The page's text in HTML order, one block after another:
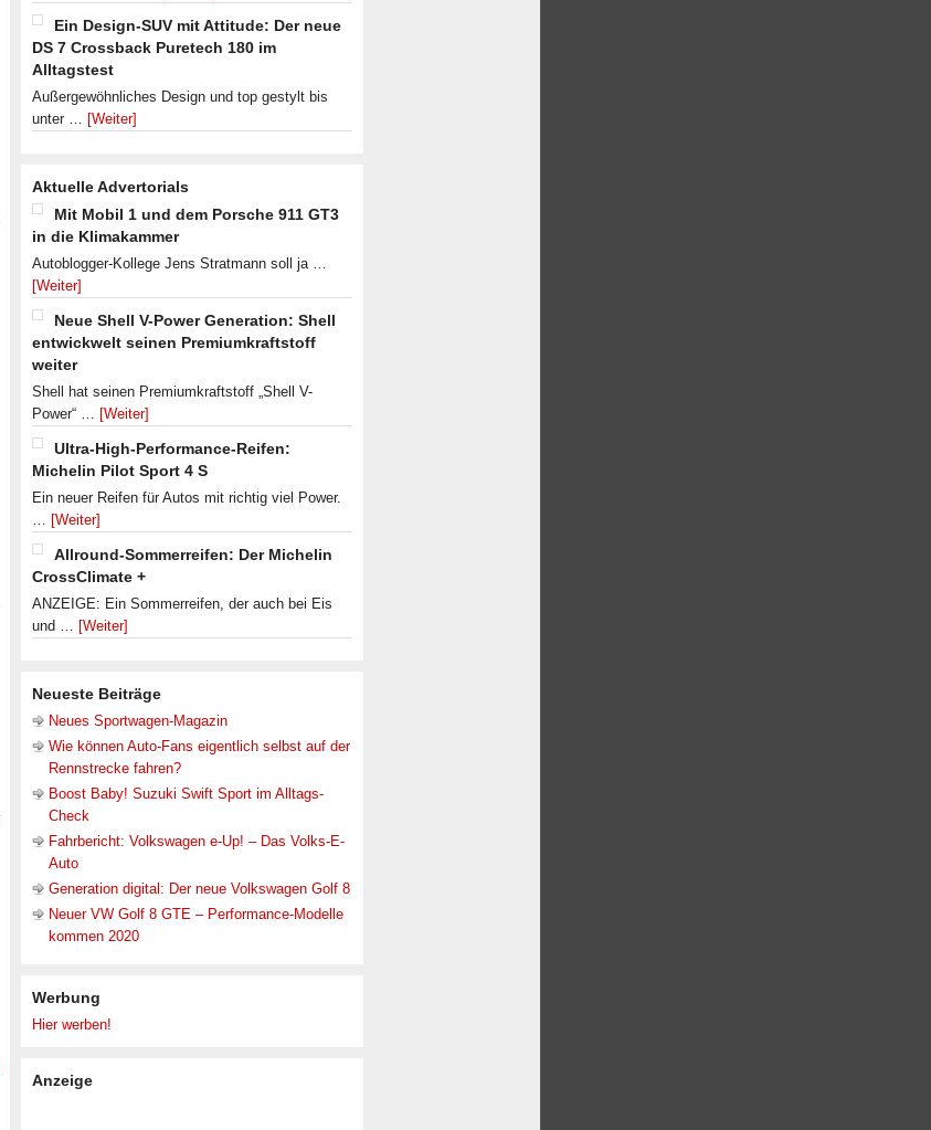
Ein Design-SUV mit Attitude: Der neue
DS 7 Crossback Puretech 180 im
Alltagstest
Außergewöhnliches Design und top gestylt bis
unter … [Weiter]
Aktuelle Advertorials
Mit Mobil 1 und dem Porsche 911 GT3
in die Klimakammer
Autoblogger-Kollege Jens Stratmann soll ja …
[Weiter]
Neue Shell V-Power Generation: Shell
entwickwelt seinen Premiumkraftstoff
weiter
Shell hat seinen Premiumkraftstoff „Shell V-
Power“ … [Weiter]
Ultra-High-Performance-Reifen:
Michelin Pilot Sport 4 S
Ein neuer Reifen für Autos mit richtig viel Power.
… [Weiter]
Allround-Sommerreifen: Der Michelin
CrossClimate +
ANZEIGE: Ein Sommerreifen, der auch bei Eis
und … [Weiter]
Neueste Beiträge
Neues Sportwagen-Magazin
Wie können Auto-Fans eigentlich selbst auf der
Rennstrecke fahren?
Boost Baby! Suzuki Swift Sport im Alltags-
Check
Fahrbericht: Volkswagen e-Up! – Das Volks-E-
Auto
Generation digital: Der neue Volkswagen Golf 8
Neuer VW Golf 8 GTE – Performance-Modelle
kommen 2020
Werbung
Hier werben!
Anzeige